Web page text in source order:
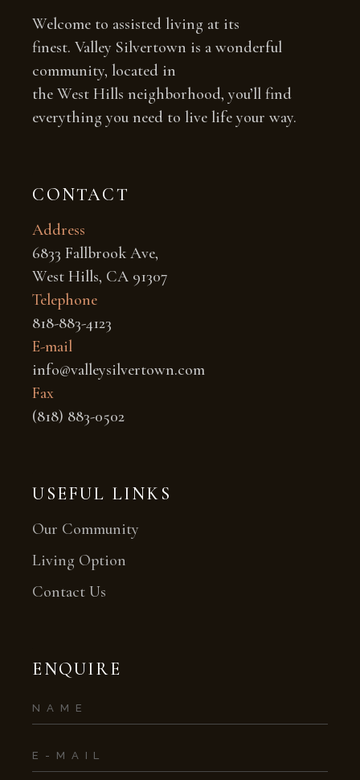
Welcome to assisted living at its
finest. Valley Silvertown is a wonderful
community, located in
the West Hills neighborhood, you’ll find
everything you need to live life your way.
CONTACT
Address
6833 Fallbrook Ave,
West Hills, CA 91307
Telephone
818-883-4123
E-mail
info@valleysilvertown.com
Fax
(818) 883-0502
USEFUL LINKS
Our Community
Living Option
Contact Us
ENQUIRE